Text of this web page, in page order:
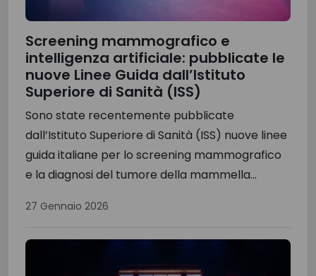
Screening mammografico e
intelligenza artificiale: pubblicate le
nuove Linee Guida dall’Istituto
Superiore di Sanità (ISS)
Sono state recentemente pubblicate
dall’Istituto Superiore di Sanità (ISS) nuove linee
guida italiane per lo screening mammografico
e la diagnosi del tumore della mammella...
27 Gennaio 2026